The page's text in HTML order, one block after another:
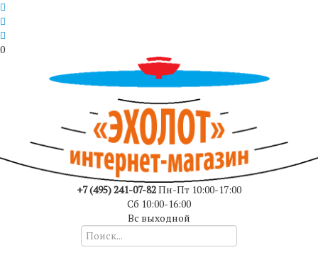
0
+7 (495) 241-07-82Пн-Пт 10:00-17:00
Сб 10:00-16:00
Вс выходной